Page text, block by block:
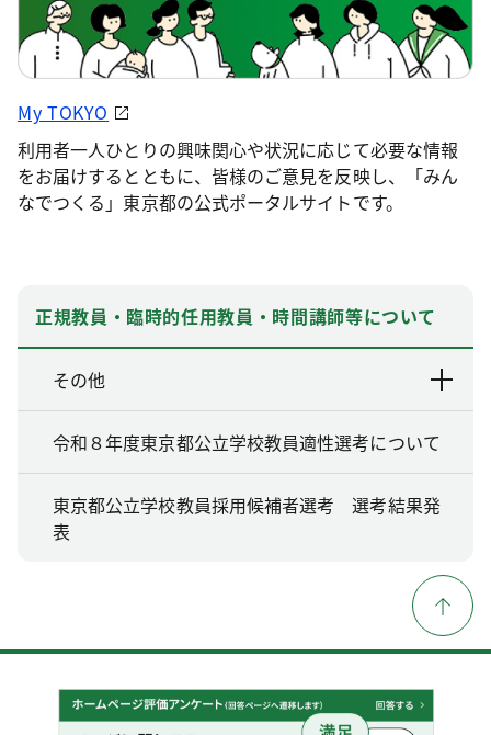
My TOKYO
利用者一人ひとりの興味関心や状況に応じて必要な情報
をお届けするとともに、皆様のご意見を反映し、「みん
なでつくる」東京都の公式ポータルサイトです。
正規教員・臨時的任用教員・時間講師等について
その他
令和８年度東京都公立学校教員適性選考について
東京都公立学校教員採用候補者選考 選考結果発
表